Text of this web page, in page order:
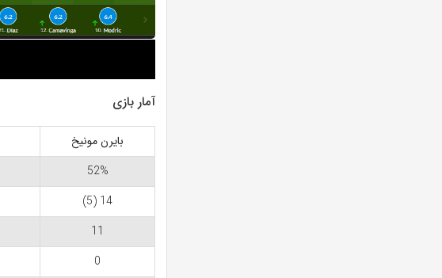
آمار بازی
بایرن مونیخ
52%
14 (5)
11
0